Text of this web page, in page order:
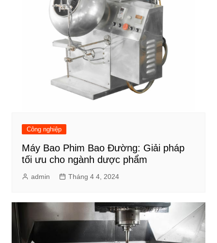
Công nghiệp
Máy Bao Phim Bao Đường: Giải pháp
tối ưu cho ngành dược phẩm
admin Tháng 4 4, 2024